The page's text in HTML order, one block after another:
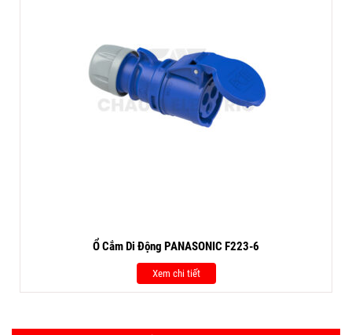
Ổ Cắm Di Động PANASONIC F223-6
Xem chi tiết